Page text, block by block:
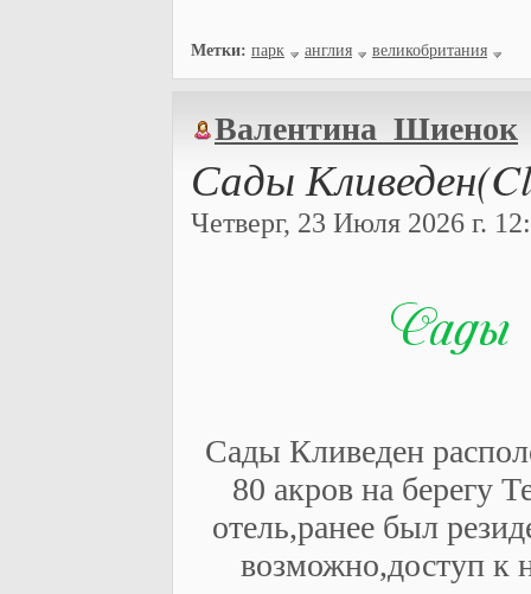
Метки: парк англия великобритания
Валентина_Шиенок
Сады
Четверг, 23 Июля 2026 г.
Сады Кливеден
80 акров на берегу
отель,ранее был
возможно,доступ к